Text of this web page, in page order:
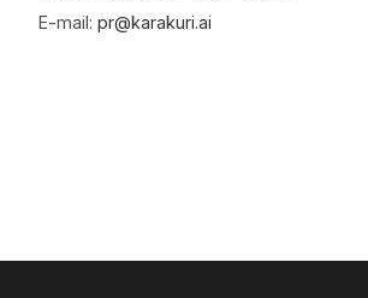
E-mail: pr@karakuri.ai